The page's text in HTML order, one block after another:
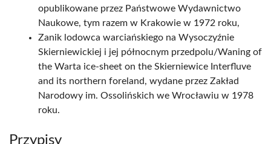
opublikowane przez Państwowe Wydawnictwo
Naukowe, tym razem w Krakowie w 1972 roku,
Zanik lodowca warciańskiego na Wysoczyźnie
Skierniewickiej i jej północnym przedpolu/Waning of
the Warta ice-sheet on the Skierniewice Interfluve
and its northern foreland, wydane przez Zakład
Narodowy im. Ossolińskich we Wrocławiu w 1978
roku.
Przypisy